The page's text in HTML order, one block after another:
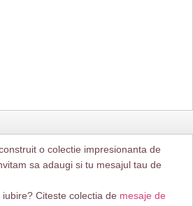
o colectie impresionanta de
sa adaugi si tu mesajul tau de
Citeste colectia de mesaje de